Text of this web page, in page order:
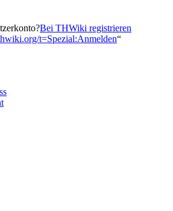
Bei THWiki registrieren
t=Spezial:Anmelden“